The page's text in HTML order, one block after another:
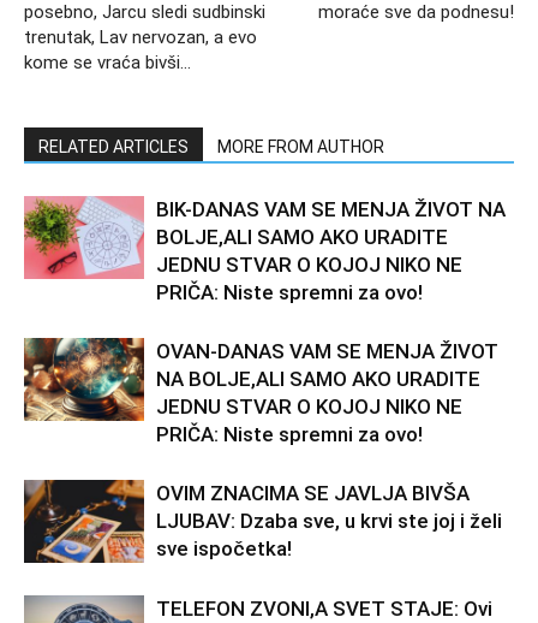
posebno, Jarcu sledi sudbinski
trenutak, Lav nervozan, a evo
kome se vraća bivši…
moraće sve da podnesu!
RELATED ARTICLES MORE FROM AUTHOR
BIK-DANAS VAM SE MENJA ŽIVOT NA
BOLJE,ALI SAMO AKO URADITE
JEDNU STVAR O KOJOJ NIKO NE
PRIČA: Niste spremni za ovo!
OVAN-DANAS VAM SE MENJA ŽIVOT
NA BOLJE,ALI SAMO AKO URADITE
JEDNU STVAR O KOJOJ NIKO NE
PRIČA: Niste spremni za ovo!
OVIM ZNACIMA SE JAVLJA BIVŠA
LJUBAV: Dzaba sve, u krvi ste joj i želi
sve ispočetka!
TELEFON ZVONI,A SVET STAJE: Ovi